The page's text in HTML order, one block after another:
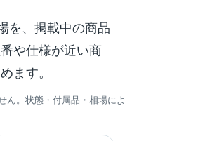
を、掲載中の商品
や仕様が近い商
ます。
ん。状態・付属品・相場によ